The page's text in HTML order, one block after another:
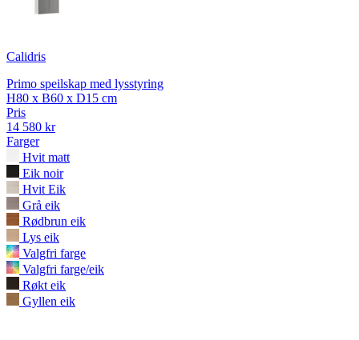
Calidris
Primo speilskap med lysstyring
H80 x B60 x D15 cm
Pris
14 580 kr
Farger
Hvit matt
Eik noir
Hvit Eik
Grå eik
Rødbrun eik
Lys eik
Valgfri farge
Valgfri farge/eik
Røkt eik
Gyllen eik